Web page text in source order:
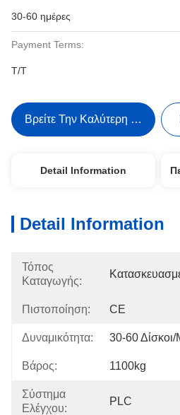
30-60 ημέρες
Payment Terms:
Τ/Τ
Βρείτε Την Καλύτερη Τιμή
Detail Information
Detail Information
Τόπος
Καταγωγής:
Πιστοποίηση: CE
Δυναμικότητα: 30-60 Δίσκοι/
Βάρος: 1100kg
Σύστημα
Ελέγχου:
PLC